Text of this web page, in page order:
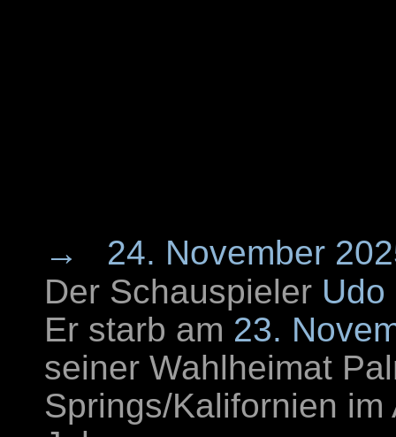
→
24. November
Der Schauspieler Udo
Er starb am 23.
seiner Wahlheimat
Springs/Kalifornien im